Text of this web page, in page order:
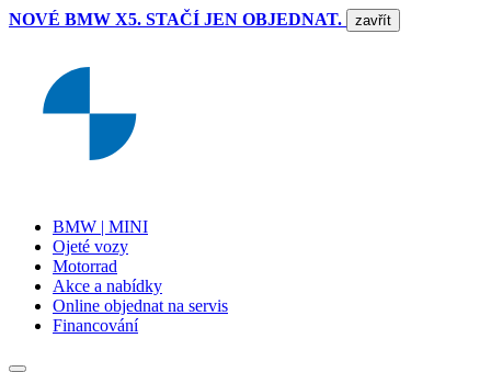
NOVÉ BMW X5. STAČÍ JEN OBJEDNAT. zavřít
BMW | MINI
Ojeté vozy
Motorrad
Akce a nabídky
Online objednat na servis
Financování